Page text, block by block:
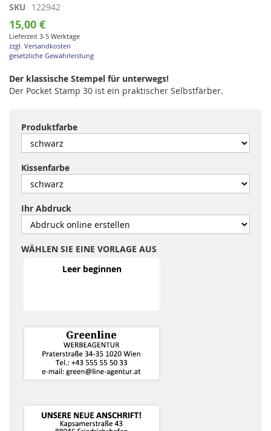
Zum
Anfang
der
Bildgalerie
springen
SKU 122942
15,00 €
Lieferzeit 3-5 Werktage
zzgl. Versandkosten
gesetzliche Gewährleistung
Der klassische Stempel für unterwegs!
Der Pocket Stamp 30 ist ein praktischer Selbstfärber.
Produktfarbe
Kissenfarbe
Ihr Abdruck
WÄHLEN SIE EINE VORLAGE AUS
Leer beginnen